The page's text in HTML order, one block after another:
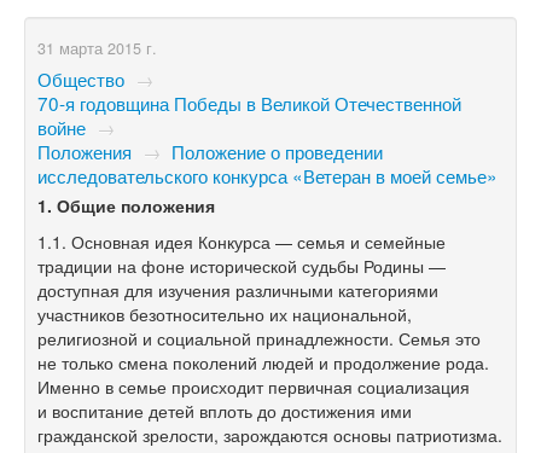
31 марта 2015 г.
Общество →
70-я годовщина Победы в Великой Отечественной
войне →
Положения → Положение о проведении
исследовательского конкурса «Ветеран в моей семье»
1. Общие положения
1.1. Основная идея Конкурса — семья и семейные
традиции на фоне исторической судьбы Родины —
доступная для изучения различными категориями
участников безотносительно их национальной,
религиозной и социальной принадлежности. Семья это
не только смена поколений людей и продолжение рода.
Именно в семье происходит первичная социализация
и воспитание детей вплоть до достижения ими
гражданской зрелости, зарождаются основы патриотизма.